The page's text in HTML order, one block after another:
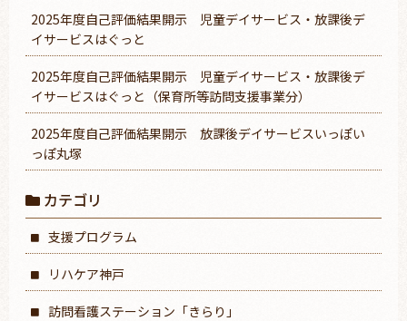
2025年度自己評価結果開示 児童デイサービス・放課後デ
イサービスはぐっと
2025年度自己評価結果開示 児童デイサービス・放課後デ
イサービスはぐっと（保育所等訪問支援事業分）
2025年度自己評価結果開示 放課後デイサービスいっぽい
っぽ丸塚
カテゴリ
支援プログラム
リハケア神戸
訪問看護ステーション「きらり」